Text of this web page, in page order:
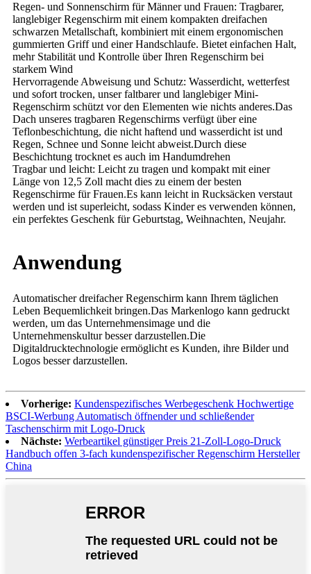
Regen- und Sonnenschirm für Männer und Frauen: Tragbarer,
langlebiger Regenschirm mit einem kompakten dreifachen
schwarzen Metallschaft, kombiniert mit einem ergonomischen
gummierten Griff und einer Handschlaufe. Bietet einfachen Halt,
mehr Stabilität und Kontrolle über Ihren Regenschirm bei
starkem Wind
Hervorragende Abweisung und Schutz: Wasserdicht, wetterfest
und sofort trocken, unser faltbarer und langlebiger Mini-
Regenschirm schützt vor den Elementen wie nichts anderes.Das
Dach unseres tragbaren Regenschirms verfügt über eine
Teflonbeschichtung, die nicht haftend und wasserdicht ist und
Regen, Schnee und Sonne leicht abweist.Durch diese
Beschichtung trocknet es auch im Handumdrehen
Tragbar und leicht: Leicht zu tragen und kompakt mit einer
Länge von 12,5 Zoll macht dies zu einem der besten
Regenschirme für Frauen.Es kann leicht in Rucksäcken verstaut
werden und ist superleicht, sodass Kinder es verwenden können,
ein perfektes Geschenk für Geburtstag, Weihnachten, Neujahr.
Anwendung
Automatischer dreifacher Regenschirm kann Ihrem täglichen
Leben Bequemlichkeit bringen.Das Markenlogo kann gedruckt
werden, um das Unternehmensimage und die
Unternehmenskultur besser darzustellen.Die
Digitaldrucktechnologie ermöglicht es Kunden, ihre Bilder und
Logos besser darzustellen.
Vorherige: Kundenspezifisches Werbegeschenk Hochwertige
BSCI-Werbung Automatisch öffnender und schließender
Taschenschirm mit Logo-Druck
Nächste: Werbeartikel günstiger Preis 21-Zoll-Logo-Druck
Handbuch offen 3-fach kundenspezifischer Regenschirm Hersteller
China